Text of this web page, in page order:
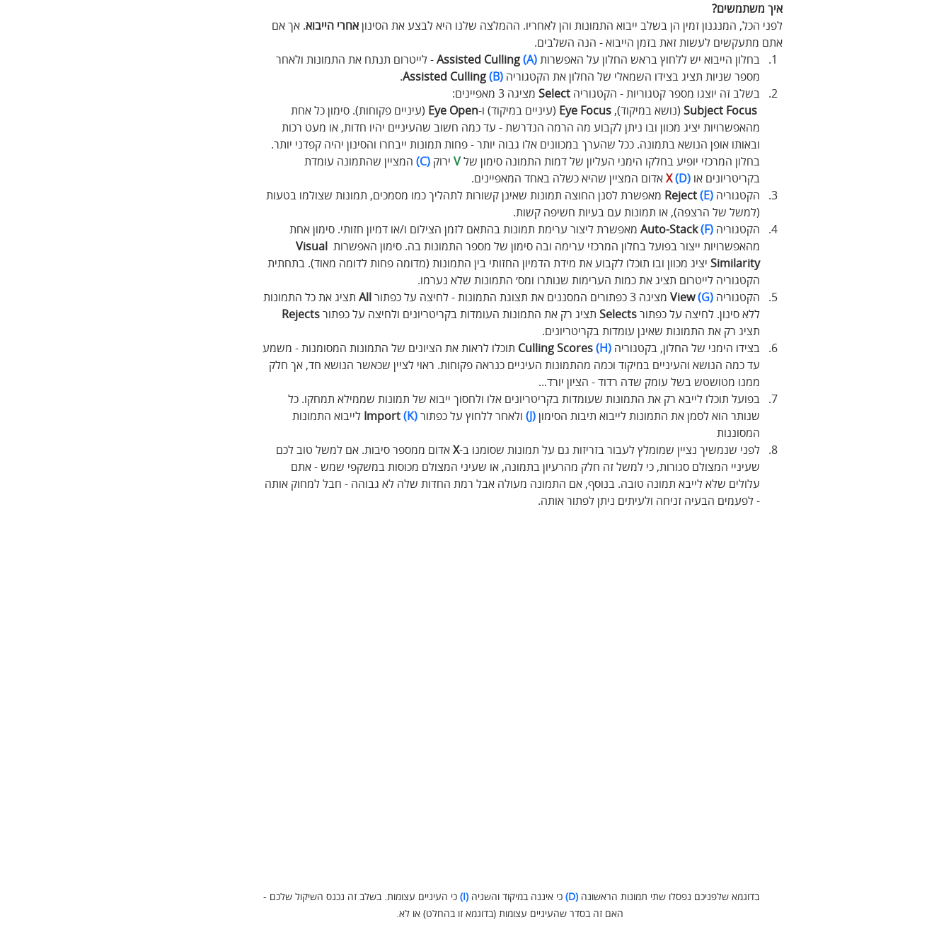
איך משתמשים?
לפני הכל, המנגנון זמין הן בשלב ייבוא התמונות והן לאחריו. ההמלצה שלנו היא לבצע את הסינון אחרי הייבוא. אך אם
אתם מתעקשים לעשות זאת בזמן הייבוא - הנה השלבים.
בחלון הייבוא יש ללחוץ בראש החלון על האפשרות (A)
- לייטרום תנתח את התמונות ולאחר
מספר שניות תציג בצידו השמאלי של החלון את הקטגוריה (B)
.
בשלב זה יוצגו מספר קטגוריות - הקטגוריה Select מציגה 3 מאפיינים:
(נושא במיקוד), Eye Focus (עיניים במיקוד) ו- Eye Open
(עיניים פקוחות). סימון כל אחת
מהאפשרויות יציג מכוון ובו ניתן לקבוע מה הרמה הנדרשת - עד כמה חשוב שהעיניים יהיו חדות, או מעט רכות
ובאותו אופן הנושא בתמונה. ככל שהערך במכוונים אלו גבוה יותר - פחות תמונות ייבחרו והסינון יהיה קפדני יותר.
בחלון המרכזי יופיע בחלקו הימני העליון של דמות התמונה סימון של V ירוק (C)
המציין שהתמונה עומדת
בקריטריונים או
X(D)
אדום המציין שהיא כשלה באחד המאפיינים.
הקטגוריה (E)
מאפשרת לסנן החוצה תמונות שאינן קשורות לתהליך כמו מסמכים, תמונות שצולמו בטעות
(למשל של הרצפה), או תמונות עם בעיות חשיפה קשות.
הקטגוריה (F)
Auto-Stack
מאפשרת ליצור ערימת תמונות בהתאם לזמן הצילום ו/או דמיון חזותי. סימון אחת
מהאפשרויות ייצור בפועל בחלון המרכזי ערימה ובה סימון של מספר התמונות בה. סימון האפשרות Visual
Similarity יציג מכוון ובו תוכלו לקבוע את מידת הדמיון החזותי בין התמונות (מדומה פחות לדומה מאוד). בתחתית
הקטגוריה לייטרום תציג את כמות הערימות שנותרו ומס׳ התמונות שלא נערמו.
הקטגוריה (G)
View מציגה 3 כפתורים המסננים את תצוגת התמונות - לחיצה על כפתור All תציג את כל התמונות
ללא סינון. לחיצה על כפתור Selects תציג רק את התמונות העומדות בקריטריונים ולחיצה על כפתור Rejects
תציג רק את התמונות שאינן עומדות בקריטריונים.
בצידו הימני של החלון, בקטגוריה (H)
Culling Scores תוכלו לראות את הציונים של התמונות המסומנות - משמע
עד כמה הנושא והעיניים במיקוד וכמה מהתמונות העיניים כנראה פקוחות. ראוי לציין שכאשר הנושא חד, אך חלק
ממנו מטושטש בשל עומק שדה רדוד - הציון יורד...
בפועל תוכלו לייבא רק את התמונות שעומדות בקריטריונים אלו ולחסוך ייבוא של תמונות שממילא תמחקו. כל
שנותר הוא לסמן את התמונות לייבוא תיבות הסימון (J) ולאחר ללחוץ על כפתור (K)
לייבוא התמונות
המסוננות
לפני שנמשיך נציין שמומלץ לעבור בזריזות גם על תמונות שסומנו ב-X אדום ממספר סיבות. אם למשל טוב לכם
שעיניי המצולם סגורות, כי למשל זה חלק מהרעיון בתמונה, או שעיני המצולם מכוסות במשקפי שמש - אתם
עלולים שלא לייבא תמונה טובה. בנוסף, אם התמונה מעולה אבל רמת החדות שלה לא גבוהה - חבל למחוק אותה
- לפעמים הבעיה זניחה ולעיתים ניתן לפתור אותה.
בדוגמא שלפניכם נפסלו שתי תמונות הראשונה (D) כי איננה במיקוד והשניה (I)
כי העיניים עצומות. בשלב זה נכנס השיקול שלכם -
האם זה בסדר שהעיניים עצומות (בדוגמא זו בהחלט) או לא.